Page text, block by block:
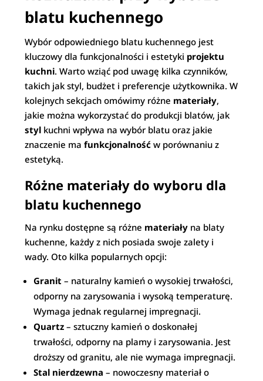
blatu kuchennego
Wybór odpowiedniego blatu kuchennego jest
kluczowy dla funkcjonalności i estetyki projektu
kuchni. Warto wziąć pod uwagę kilka czynników,
takich jak styl, budżet i preferencje użytkownika. W
kolejnych sekcjach omówimy różne materiały,
jakie można wykorzystać do produkcji blatów, jak
styl kuchni wpływa na wybór blatu oraz jakie
znaczenie mafunkcjonalność w porównaniu z
estetyką.
Różne materiały do wyboru dla
blatu kuchennego
Na rynku dostępne są różne materiały na blaty
kuchenne, każdy z nich posiada swoje zalety i
wady. Oto kilka popularnych opcji:
Granit – naturalny kamień o wysokiej trwałości,
odporny na zarysowania i wysoką temperaturę.
Wymaga jednak regularnej impregnacji.
Quartz – sztuczny kamień o doskonałej
trwałości, odporny na plamy i zarysowania. Jest
droższy od granitu, ale nie wymaga impregnacji.
Stal nierdzewna – nowoczesny materiał o